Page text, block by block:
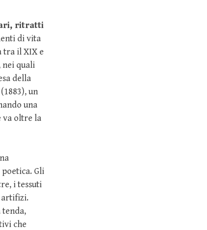
ritratti
di vita
tra il XIX e
nei quali
della
un
una
va oltre la
Gli
i tessuti
artifizi.
che